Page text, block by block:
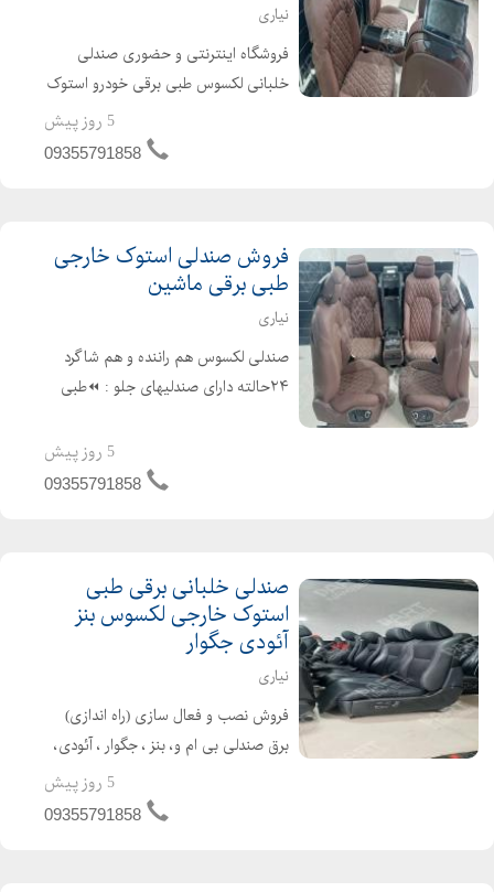
نیاری
فروشگاه اینترنتی و حضوری صندلی
خلبانی لکسوس طبی برقی خودرو استوک
خارجی در حد نو مناسب و قابل نصب بر
روی انواع شاسی و سواری ایرانی و
5 روز پیش
09355791858
فروش صندلی استوک خارجی
طبی برقی ماشین
نیاری
صندلی لکسوس هم راننده و هم شاگرد
۲۴حالته دارای صندلیهای جلو : ⏪طبی
طبیعی ⏪سرصندلی برقی گودی کمر ۴
حالته ⏪تنظیم ارتفاع دو۲ محوره
5 روز پیش
09355791858
صندلی خلبانی برقی طبی
استوک خارجی لکسوس بنز
آئودی جگوار
نیاری
فروش نصب و فعال سازی (راه اندازی)
برق صندلی بی ام و، بنز ، جگوار ، آئودی،
پورشه، لکسوس و .. مناسب و قابل نصب
برای انواع سواری و شاسی لند کروز ،
5 روز پیش
09355791858